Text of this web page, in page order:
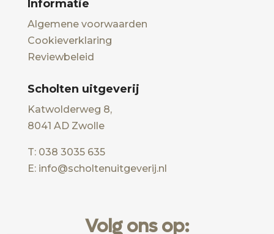
Informatie
Algemene voorwaarden
Cookieverklaring
Reviewbeleid
Scholten uitgeverij
Katwolderweg 8,
8041 AD Zwolle
T: 038 3035 635
E: info@scholtenuitgeverij.nl
Volg ons op: